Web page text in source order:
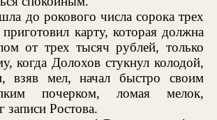
до рокового числа сорока трех
карту, которая должна
от трех тысяч рублей, только
когда Долохов стукнул колодой,
взяв мел, начал быстро своим
почерком, ломая мелок,
записи Ростова.